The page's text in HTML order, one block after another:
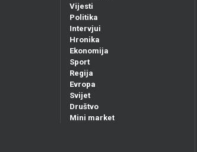
Vijesti
Politika
Intervjui
Hronika
Ekonomija
Sport
Regija
Evropa
Svijet
Društvo
Mini market